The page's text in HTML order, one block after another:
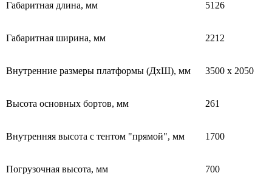
Габаритная длина, мм 5126
Габаритная ширина, мм 2212
Внутренние размеры платформы (ДхШ), мм 3500 х 2050
Высота основных бортов, мм 261
Внутренняя высота с тентом "прямой", мм 1700
Погрузочная высота, мм 700